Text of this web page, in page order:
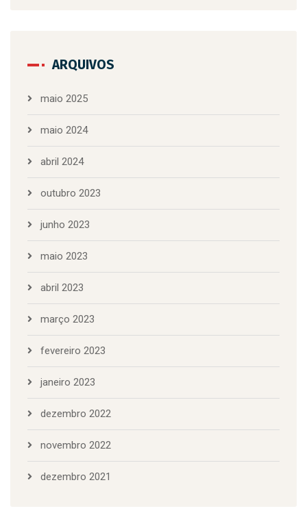
ARQUIVOS
maio 2025
maio 2024
abril 2024
outubro 2023
junho 2023
maio 2023
abril 2023
março 2023
fevereiro 2023
janeiro 2023
dezembro 2022
novembro 2022
dezembro 2021